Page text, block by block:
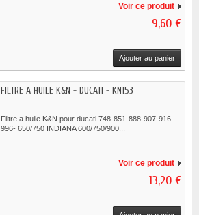
Voir ce produit
9,60 €
Ajouter au panier
FILTRE A HUILE K&N - DUCATI - KN153
Filtre a huile K&N pour ducati 748-851-888-907-916-
996- 650/750 INDIANA 600/750/900...
Voir ce produit
13,20 €